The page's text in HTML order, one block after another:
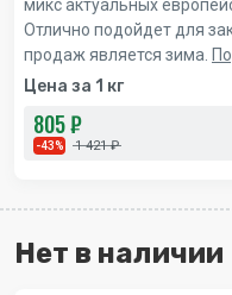
микс актуальных
Отлично подойдет для
продаж является зима.
Цена за 1 кг
805 ₽
-43% 1 421 ₽
Нет в наличии